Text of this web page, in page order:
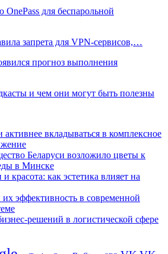
для беспарольной
запрета для VPN-сервисов,…
прогноз выполнения
и чем они могут быть полезны
вкладываться в комплексное
Беларуси возложило цветы к
в Минске
красота: как эстетика влияет на
эффективность в современной
решений в логистической сфере